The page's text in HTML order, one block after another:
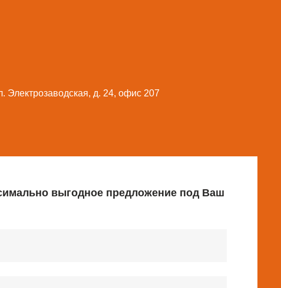
Электрозаводская, д. 24, офис 207
выгодное предложение под Ваш